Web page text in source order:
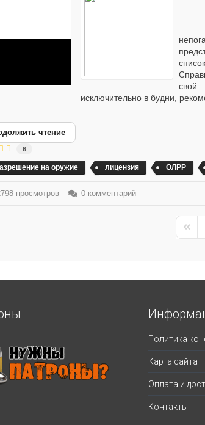
свой
исключительно в будни,
чтение
6
на оружие лицензия ОЛРР
просмотров 0 комментарий
First
Политика
Карта сайта
Оплата и
Контакты